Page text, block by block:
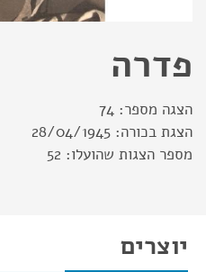
פדרה
הצגה מספר: 74
הצגת בכורה: 28/04/1945
מספר הצגות שהועלו: 52
יוצרים